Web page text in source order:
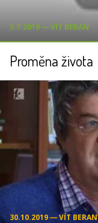
5.7.2019 ― VÍT BERAN
Proměna života
30.10.2019 ― VÍT BERAN